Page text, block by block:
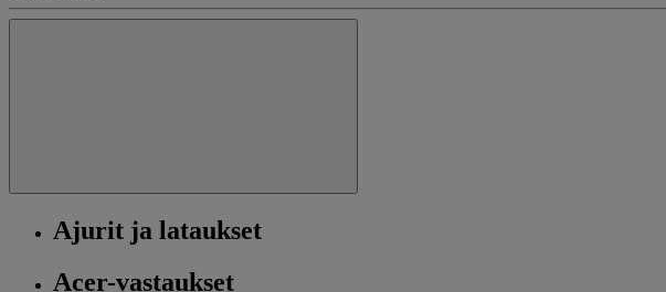
Ajurit ja lataukset
Acer-vastaukset